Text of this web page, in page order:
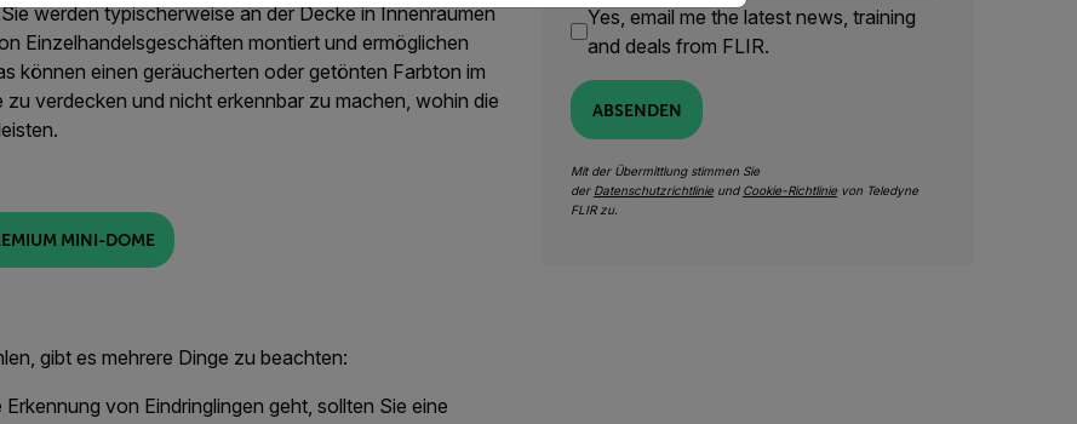
Sie werden typischerweise an der Decke in Innenräumen
Einzelhandelsgeschäften montiert und ermöglichen
können einen geräucherten oder getönten Farbton im
verdecken und nicht erkennbar zu machen, wohin die
MINI-DOME
gibt es mehrere Dinge zu beachten:
Erkennung von Eindringlingen geht, sollten Sie eine
Yes, email me the latest news, training
and deals from FLIR.
ABSENDEN
Mit der Übermittlung stimmen Sie
der Datenschutzrichtlinie und Cookie-Richtlinie von Teledyne
FLIR zu.